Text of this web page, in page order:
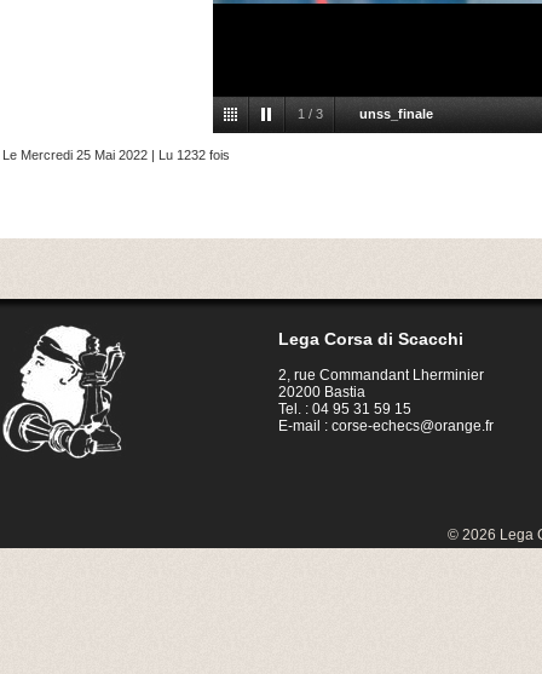
1 / 3 unss_finale
Le Mercredi 25 Mai 2022 | Lu 1232 fois
Lega Corsa di Scacchi
2, rue Commandant Lherminier
20200 Bastia
Tel. : 04 95 31 59 15
E-mail :corse-echecs@orange.fr
© 2026 Lega